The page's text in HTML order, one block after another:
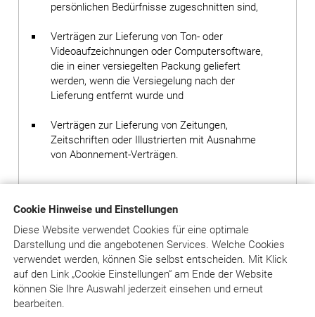
Cookie Hinweise und Einstellungen
Diese Website verwendet Cookies für eine optimale
Darstellung und die angebotenen Services. Welche Cookies
verwendet werden, können Sie selbst entscheiden. Mit Klick
aufden Link „Cookie Einstellungen“ am Ende der Website
können Sie Ihre Auswahl jederzeit einsehen und erneut
bearbeiten.
persönlichen Bedürfnisse zugeschnitten sind,
Verträgen zur Lieferung von Ton- oder
Videoaufzeichnungen oder Computersoftware,
die in einer versiegelten Packung geliefert
werden, wenn die Versiegelung nach der
Lieferung entfernt wurde und
Verträgen zur Lieferung von Zeitungen,
Zeitschriften oder Illustrierten mit Ausnahme
von Abonnement-Verträgen.
oder eines Kommentars oder einer Online-Datenbank
(insbesondere den Diensten unter www.juradent.de)
erlischt das Widerrufsrecht des Kunden vorzeitig, wenn
der Verlag mit der Ausführung seiner Dienstleistungen
mit der ausdrücklichen Zustimmung des Kunden vor
Ende der Widerrufsfrist begonnen hat oder der Kunde
diese selbst veranlasst hat. Das ist insbesondere der